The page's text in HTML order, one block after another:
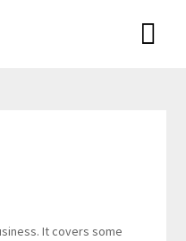
It covers some